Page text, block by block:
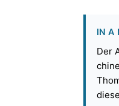
IN A
Der